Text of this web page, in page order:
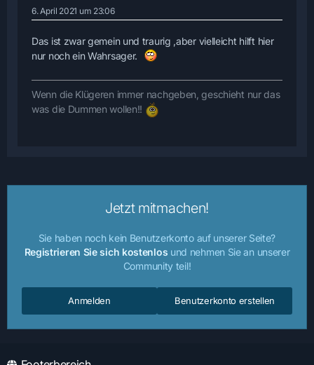
6. April 2021 um 23:06
Das ist zwar gemein und traurig ,aber vielleicht hilft hier
nur noch ein Wahrsager.
Wenn die Klügeren immer nachgeben, geschieht nur das
was die Dummen wollen!!
Jetzt mitmachen!
Sie haben noch kein Benutzerkonto auf unserer Seite?
Registrieren Sie sich kostenlos und nehmen Sie an unserer
Community teil!
Benutzerkonto erstellen
Anmelden